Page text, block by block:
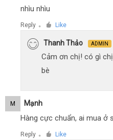
nhìu nhìu
Reply ● Like
Thanh Thảo ADMIN
Cảm ơn chị! có gì
bè
M Mạnh
Hàng cực chuẩn, ai mua ở
Reply ● Like